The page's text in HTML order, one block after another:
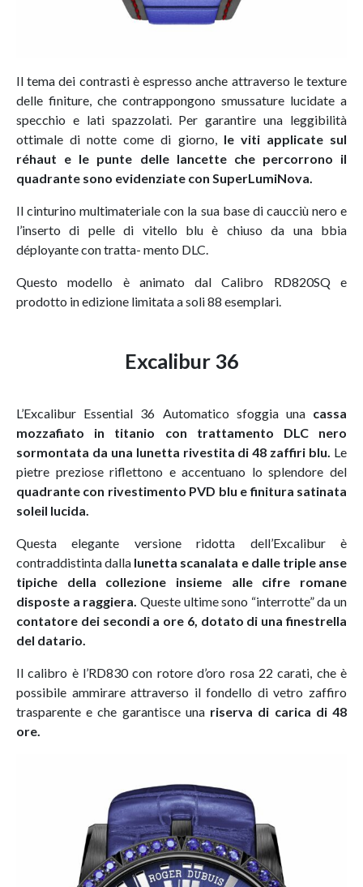
Il tema dei contrasti è espresso anche attraverso le texture
delle finiture, che contrappongono smussature lucidate a
specchio e lati spazzolati. Per garantire una leggibilità
ottimale di notte come di giorno, le viti applicate sul
réhaut e le punte delle lancette che percorrono il
quadrante sono evidenziate con SuperLumiNova.
Il cinturino multimateriale con la sua base di caucciù nero e
l’inserto di pelle di vitello blu è chiuso da una bbia
déployante con tratta- mento DLC.
Questo modello è animato dal Calibro RD820SQ e
prodotto in edizione limitata a soli 88 esemplari.
Excalibur 36
L’Excalibur Essential 36 Automatico sfoggia una cassa
mozzafiato in titanio con trattamento DLC nero
sormontata da una lunetta rivestita di 48 zaffiri blu. Le
pietre preziose riflettono e accentuano lo splendore del
quadrante con rivestimento PVD blu e finitura satinata
soleil lucida.
Questa elegante versione ridotta dell’Excalibur è
contraddistinta dalla lunetta scanalata e dalle triple anse
tipiche della collezione insieme alle cifre romane
disposte a raggiera. Queste ultime sono “interrotte” da un
contatore dei secondi a ore 6, dotato di una finestrella
del datario.
Il calibro è l’RD830 con rotore d’oro rosa 22 carati, che è
possibile ammirare attraverso il fondello di vetro zaffiro
trasparente e che garantisce una riserva di carica di 48
ore.